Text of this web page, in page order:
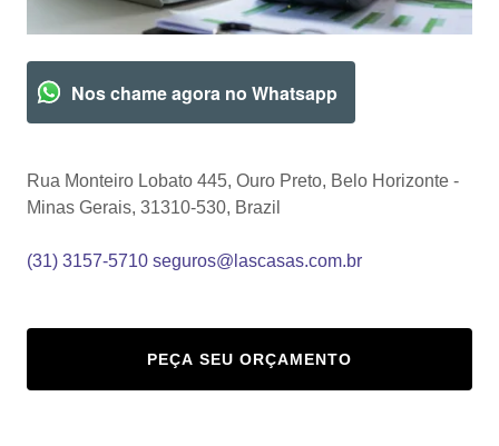
Nos chame agora no Whatsapp
Rua Monteiro Lobato 445, Ouro Preto, Belo Horizonte -
Minas Gerais, 31310-530, Brazil
(31) 3157-5710 seguros@lascasas.com.br
PEÇA SEU ORÇAMENTO